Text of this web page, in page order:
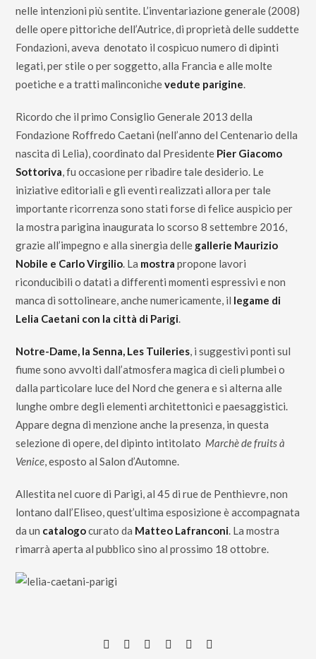
nelle intenzioni più sentite. L’inventariazione generale (2008)
delle opere pittoriche dell’Autrice, di proprietà delle suddette
Fondazioni, aveva denotato il cospicuo numero di dipinti
legati, per stile o per soggetto, alla Francia e alle molte
poetiche e a tratti malinconichevedute parigine.
Ricordo che il primo Consiglio Generale 2013 della
Fondazione Roffredo Caetani (nell’anno del Centenario della
nascita di Lelia), coordinato dal Presidente Pier Giacomo
Sottoriva, fu occasione per ribadire tale desiderio. Le
iniziative editoriali e gli eventi realizzati allora per tale
importante ricorrenza sono stati forse di felice auspicio per
la mostra parigina inaugurata lo scorso 8 settembre 2016,
grazie all’impegno e alla sinergia delle gallerie Maurizio
Nobile e Carlo Virgilio. La mostra propone lavori
riconducibili o datati a differenti momenti espressivi e non
manca di sottolineare, anche numericamente, il legame di
Lelia Caetani con la città di Parigi.
Notre-Dame, la Senna, Les Tuileries, i suggestivi ponti sul
fiume sono avvolti dall’atmosfera magica di cieli plumbei o
dalla particolare luce del Nord che genera e si alterna alle
lunghe ombre degli elementi architettonici e paesaggistici.
Appare degna di menzione anche la presenza, in questa
selezione di opere, del dipinto intitolato Marchè de fruits à
Venice, esposto al Salon d’Automne.
Allestita nel cuore di Parigi, al 45 di rue de Penthievre, non
lontano dall’Eliseo, quest’ultima esposizione è accompagnata
da un catalogocurato da Matteo Lafranconi. La mostra
rimarrà aperta al pubblico sino al prossimo 18 ottobre.